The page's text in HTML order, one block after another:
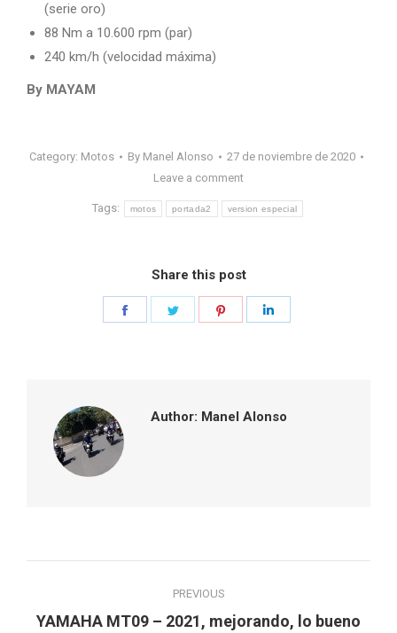
(serie oro)
88 Nm a 10.600 rpm (par)
240 km/h (velocidad máxima)
By MAYAM
Category: Motos By Manel Alonso
27 de noviembre de 2020
Leave a comment
Tags: motos portada2 version especial
Share this post
Author: Manel Alonso
navigation
PREVIOUS
Previous
YAMAHA MT09 – 2021, mejorando, lo bueno